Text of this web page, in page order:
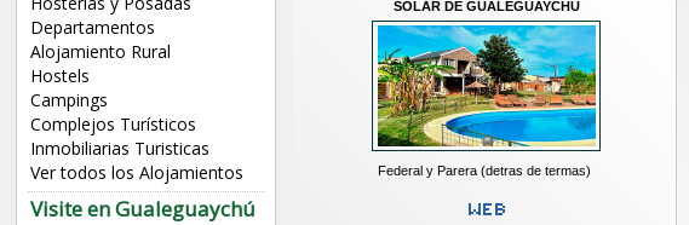
Departamentos
Alojamiento Rural
Hostels
Campings
Complejos Turísticos
Inmobiliarias Turisticas
Ver todos los Alojamientos
Visite en Gualeguaychú
SOLAR DE GUALEGUAYCHÚ
Federal y Parera (detras de termas)